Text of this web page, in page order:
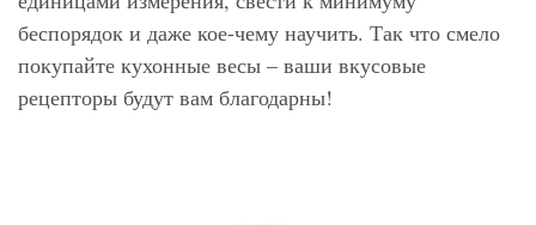
беспорядок и даже кое-чему научить. Так что смело
покупайте кухонные весы – ваши вкусовые
рецепторы будут вам благодарны!